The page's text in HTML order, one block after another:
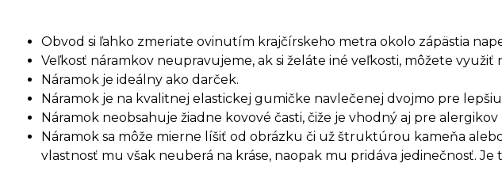
Obvod si ľahko zmeriate ovinutím krajčírskeho metra okolo zápästia
Veľkosť náramkov neupravujeme, ak si želáte iné veľkosti, môžete
Náramok je ideálny ako darček.
Náramok je na kvalitnej elastickej gumičke navlečenej dvojmo pre
Náramok neobsahuje žiadne kovové časti, čiže je vhodný aj pre alergikov
Náramok sa môže mierne líšiť od obrázku či už štruktúrou kameňa
vlastnosť mu však neuberá na kráse, naopak mu pridáva jedinečnosť.